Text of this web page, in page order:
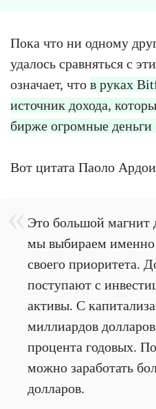
Пока что ни одному
удалось сравняться с
означает, что в руках
источник дохода,
бирже огромные деньги
Вот цитата Паоло
Это большой магнит
мы выбираем именно
своего приоритета.
поступают с
активы. С
миллиардов
процента годовых.
можно заработать
долларов.